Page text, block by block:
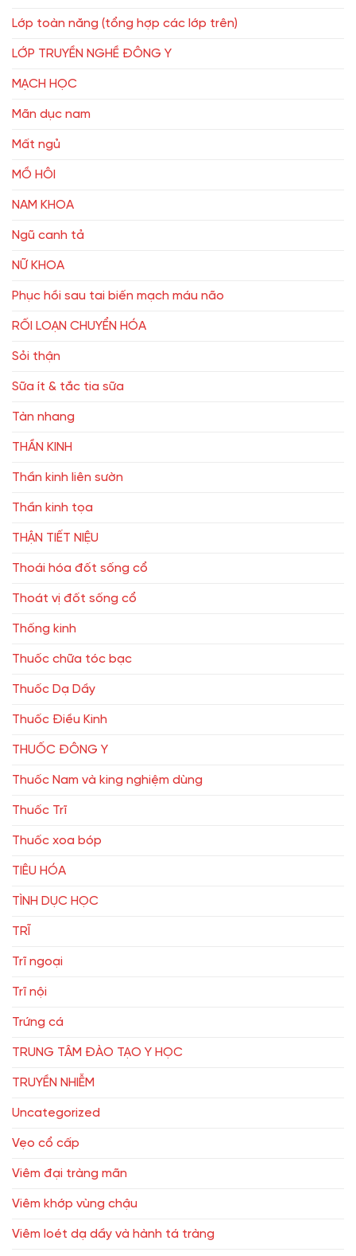
Lớp toàn năng (tổng hợp các lớp trên)
LỚP TRUYỀN NGHỀ ĐÔNG Y
MẠCH HỌC
Mãn dục nam
Mất ngủ
MỒ HÔI
NAM KHOA
Ngũ canh tả
NỮ KHOA
Phục hồi sau tai biến mạch máu não
RỐI LOẠN CHUYỂN HÓA
Sỏi thận
Sữa ít & tắc tia sữa
Tàn nhang
THẦN KINH
Thần kinh liên sườn
Thần kinh tọa
THẬN TIẾT NIỆU
Thoái hóa đốt sống cổ
Thoát vị đốt sống cổ
Thống kinh
Thuốc chữa tóc bạc
Thuốc Dạ Dầy
Thuốc Điều Kinh
THUỐC ĐÔNG Y
Thuốc Nam và king nghiệm dùng
Thuốc Trĩ
Thuốc xoa bóp
TIÊU HÓA
TÌNH DỤC HỌC
TRĨ
Trĩ ngoại
Trĩ nội
Trứng cá
TRUNG TÂM ĐÀO TẠO Y HỌC
TRUYỀN NHIỄM
Uncategorized
Vẹo cổ cấp
Viêm đại tràng mãn
Viêm khớp vùng chậu
Viêm loét dạ dầy và hành tá tràng